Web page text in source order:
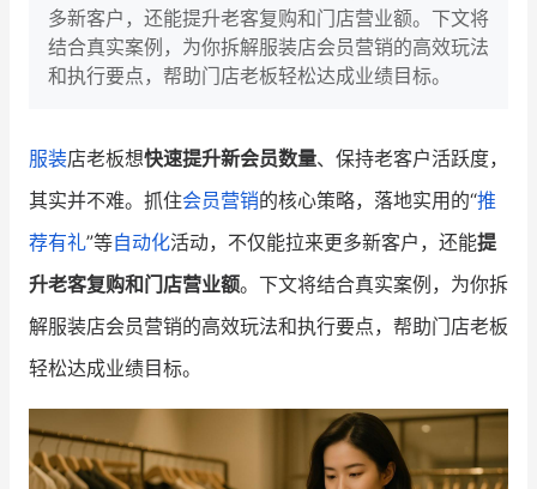
智库 产品场景库
产品更新动态 帮助中心
新零售资讯
培训课程
增长俱乐部
增长俱乐部 有赞商盟
多新客户，还能提升老客复购和门店营业额。下文将
结合真实案例，为你拆解服装店会员营销的高效玩法
和执行要点，帮助门店老板轻松达成业绩目标。
服装店老板想快速提升新会员数量、保持老客户活跃度，
其实并不难。抓住会员营销的核心策略，落地实用的“推
荐有礼”等自动化活动，不仅能拉来更多新客户，还能提
升老客复购和门店营业额。下文将结合真实案例，为你拆
解服装店会员营销的高效玩法和执行要点，帮助门店老板
轻松达成业绩目标。